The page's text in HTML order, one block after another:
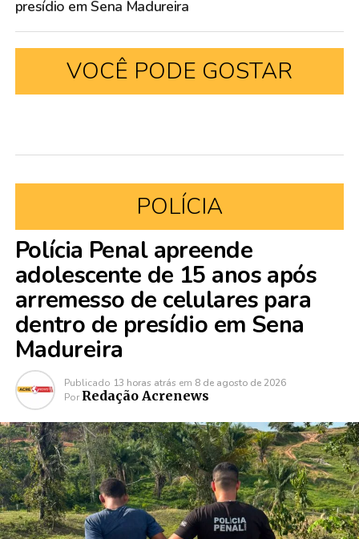
presídio em Sena Madureira
VOCÊ PODE GOSTAR
POLÍCIA
Polícia Penal apreende
adolescente de 15 anos após
arremesso de celulares para
dentro de presídio em Sena
Madureira
Publicado 13 horas atrás em 8 de agosto de 2026
Por Redação Acrenews